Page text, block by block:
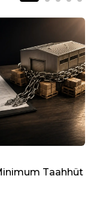
Taahhüt